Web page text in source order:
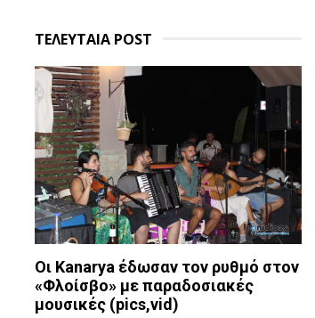
ΤΕΛΕΥΤΑΙΑ POST
Οι Kanarya έδωσαν τον ρυθμό στον
«Φλοίσβο» με παραδοσιακές
μουσικές (pics,vid)